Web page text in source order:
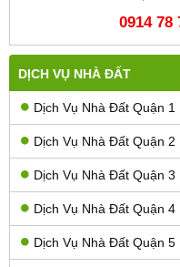
DỊCH VỤ NHÀ ĐẤT
Dịch Vụ Nhà Đất Quận 1
Dịch Vụ Nhà Đất Quận 2
Dịch Vụ Nhà Đất Quận 3
Dịch Vụ Nhà Đất Quận 4
Dịch Vụ Nhà Đất Quận 5
0914 78